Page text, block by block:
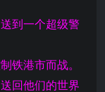
到一个超级警
铁港市而战。
回他们的世界